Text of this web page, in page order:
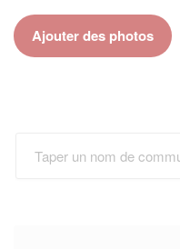
Ajouter des photos